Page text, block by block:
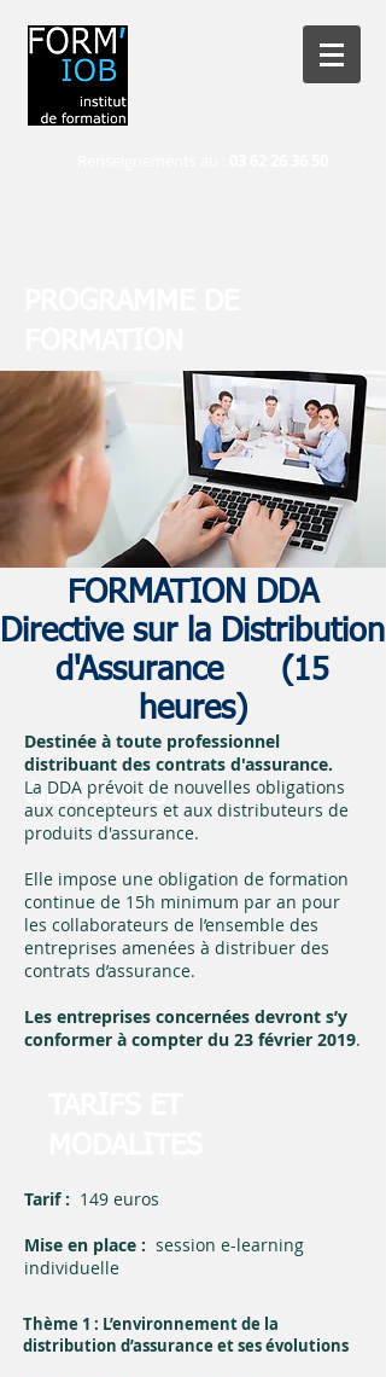
FORMATION DDA
Directive sur la Distribution
d'Assurance (15
heures)
OBJECTIFS
Thème 1 : L’environnement de la
distribution d’assurance et ses évolutions
Tarif : 149 euros
Mise en place : session e-learning
individuelle
Destinée à toute professionnel
distribuant des contrats d'assurance.
La DDA prévoit de nouvelles obligations
aux concepteurs et aux distributeurs de
produits d'assurance.
Elle impose une obligation de formation
continue de 15h minimum par an pour
les collaborateurs de l’ensemble des
entreprises amenées à distribuer des
contrats d’assurance.
Les entreprises concernées devront s’y
conformer à compter du 23 février 2019.